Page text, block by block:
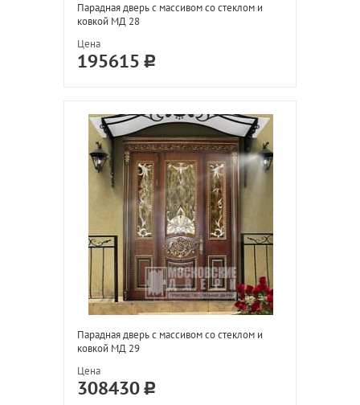
Парадная дверь с массивом со стеклом и
ковкой МД 28
Цена
195615
Парадная дверь с массивом со стеклом и
ковкой МД 29
Цена
308430